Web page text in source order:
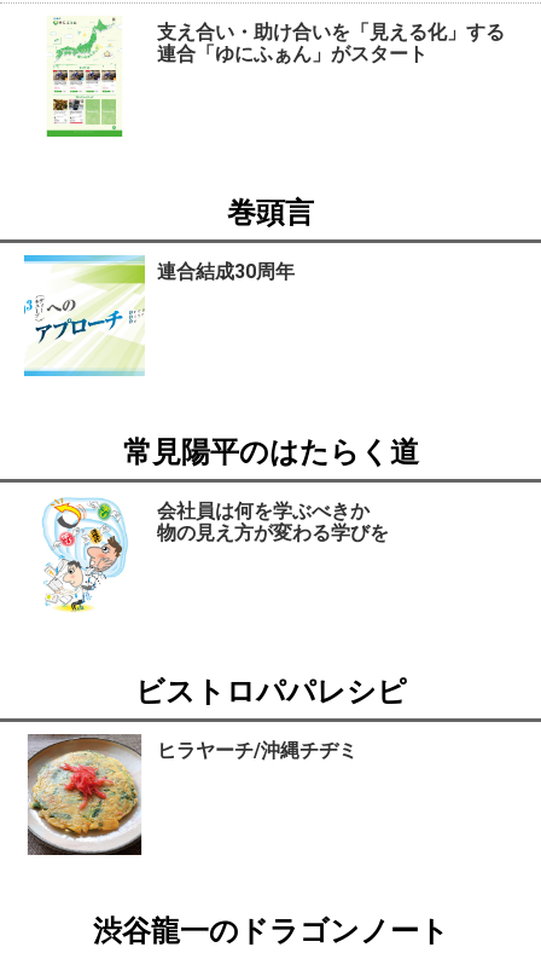
支え合い・助け合いを「見える化」する
連合「ゆにふぁん」がスタート
巻頭言
連合結成30周年
常見陽平のはたらく道
会社員は何を学ぶべきか
物の見え方が変わる学びを
ビストロパパレシピ
ヒラヤーチ/沖縄チヂミ
渋谷龍一のドラゴンノート